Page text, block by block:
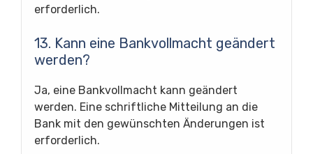
erforderlich.
13. Kann eine Bankvollmacht geändert
werden?
Ja, eine Bankvollmacht kann geändert
werden. Eine schriftliche Mitteilung an die
Bank mit den gewünschten Änderungen ist
erforderlich.